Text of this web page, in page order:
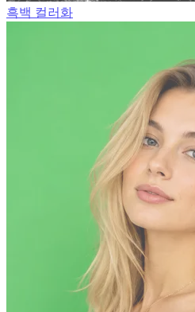
흑백 컬러화